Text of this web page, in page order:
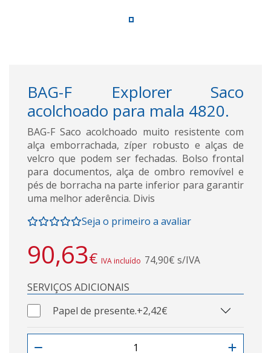
BAG-F Explorer Saco
acolchoado para mala 4820.
BAG-F Saco acolchoado muito resistente com
alça emborrachada, zíper robusto e alças de
velcro que podem ser fechadas. Bolso frontal
para documentos, alça de ombro removível e
pés de borracha na parte inferior para garantir
uma melhor aderência. Divis
Seja o primeiro a avaliar
90,63€ IVA incluído 74,90€ s/IVA
SERVIÇOS ADICIONAIS
Papel de presente.+2,42€